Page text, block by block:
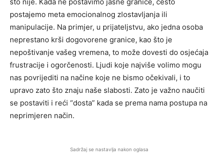
postajemo meta emocionalnog zlostavljanja ili
manipulacije. Na primjer, u prijateljstvu, ako jedna osoba
neprestano krši dogovorene granice, kao što je
nepoštivanje vašeg vremena, to može dovesti do osjećaja
frustracije i ogorčenosti. Ljudi koje najviše volimo mogu
nas povrijediti na načine koje ne bismo očekivali, i to
upravo zato što znaju naše slabosti. Zato je važno naučiti
se postaviti i reći “dosta” kada se prema nama postupa na
neprimjeren način.
Sadržaj se nastavlja nakon oglasa